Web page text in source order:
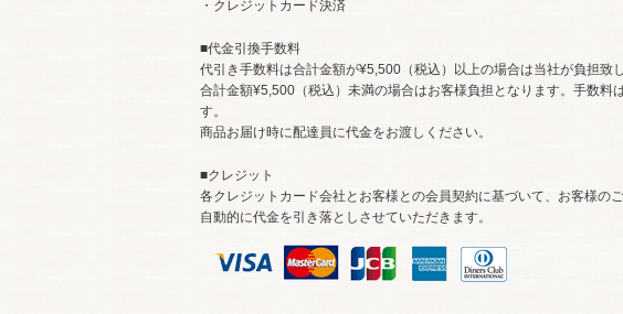
・クレジットカード決済
■代金引換手数料
代引き手数料は合計金額が¥5,500（税込）以上の場合は当社が負担致し
合計金額¥5,500（税込）未満の場合はお客様負担となります。手数料
す。
商品お届け時に配達員に代金をお渡しください。
■クレジット
各クレジットカード会社とお客様との会員契約に基づいて、お客様の
自動的に代金を引き落としさせていただきます。